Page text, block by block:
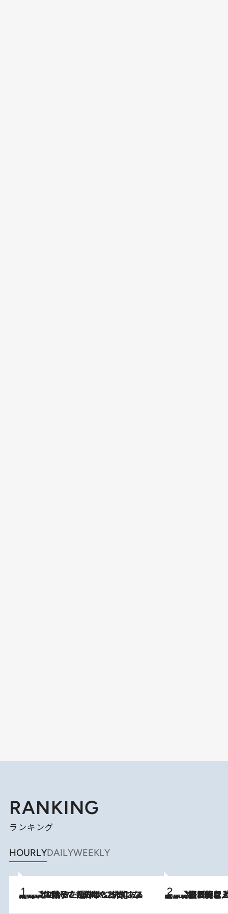
RANKING
ランキング
HOURLYDAILYWEEKLY
2026.8.5
【阿川佐和子さんの年とる力】なぜ70代で始めた趣味は“こんなに楽しい”のか？ ピアノ、俳句…スランプに陥っても続けられる“ある秘訣”とは 2026.8.5
【なぜ吉沢亮は「気配を消せる」のか？】興行収入208億の『国宝』を経て挑むミュージカル『ディア・エヴァン・ハンセン』。トップ俳優が舞台上でさらけ出した“孤独”とは